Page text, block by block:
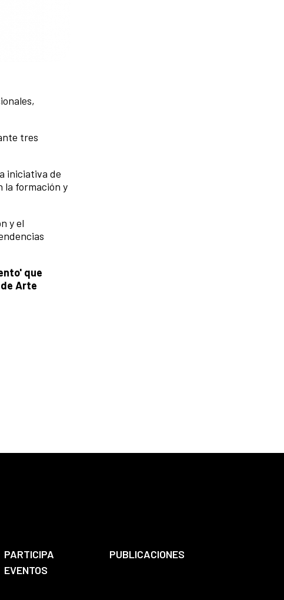
tres
iniciativa de
la formación y
y el
que
Arte
PARTICIPA
PUBLICACIONES
EVENTOS